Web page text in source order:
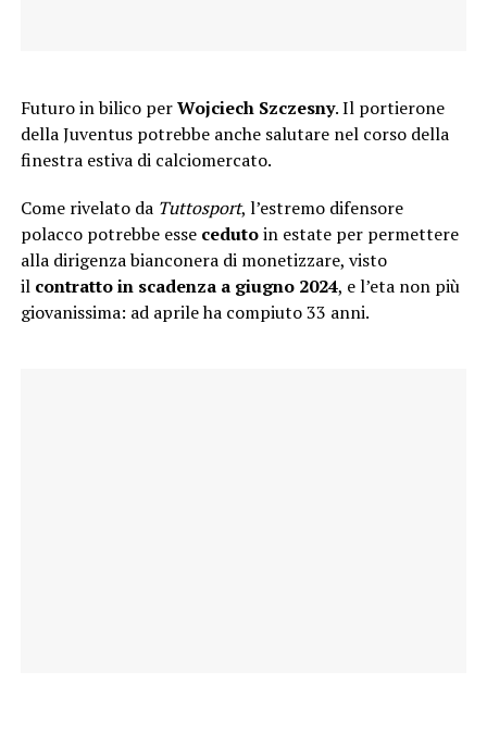
Futuro in bilico perWojciech Szczesny. Il portierone
della Juventus potrebbe anche salutare nel corso della
finestra estiva di calciomercato.
Come rivelato da Tuttosport, l’estremo difensore
polacco potrebbe esse cedutoin estate per permettere
alla dirigenza bianconera di monetizzare, visto
il contratto in scadenza a giugno 2024, e l’eta non più
giovanissima: ad aprile ha compiuto 33 anni.